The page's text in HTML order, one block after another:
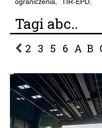
ograniczenia, TIR-EPD,
Tagi abc..
2 3 5 6 A B